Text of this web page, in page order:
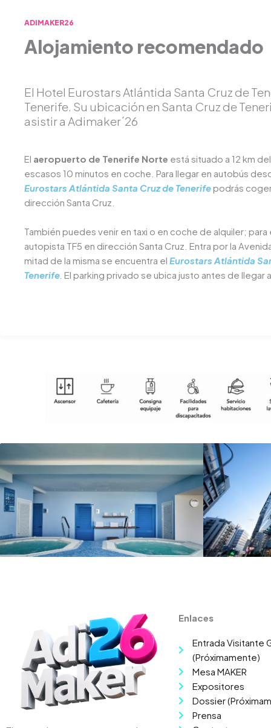
ADIMAKER26
Alojamiento recomendado
El Hotel Eurostars Atlántida Santa Cruz de
Tenerife. Su ubicación en Santa Cruz de
asistir a Adimaker´26
El aeropuerto de Tenerife Norte está situado a 12 km
escasos 10 minutos en coche. Para llegar en autobús
Eurostars Atlántida Santa Cruz de Tenerifepodrás
dirección Santa Cruz.
También puedes venir en taxi o en coche de alquiler; para
autopista TF5 en dirección Santa Cruz. Entra por la
mitad de la misma se encuentra el Eurostars Atlántida
Tenerife El parking privado se ubica justo antes de llegar
Enlaces
Entrada Visitante
(Próximamente)
Mesa MAKER
Expositores
Dossier
Prensa